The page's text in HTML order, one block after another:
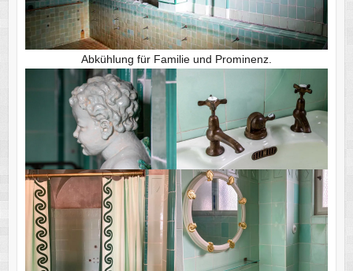
Abkühlung für Familie und Prominenz.